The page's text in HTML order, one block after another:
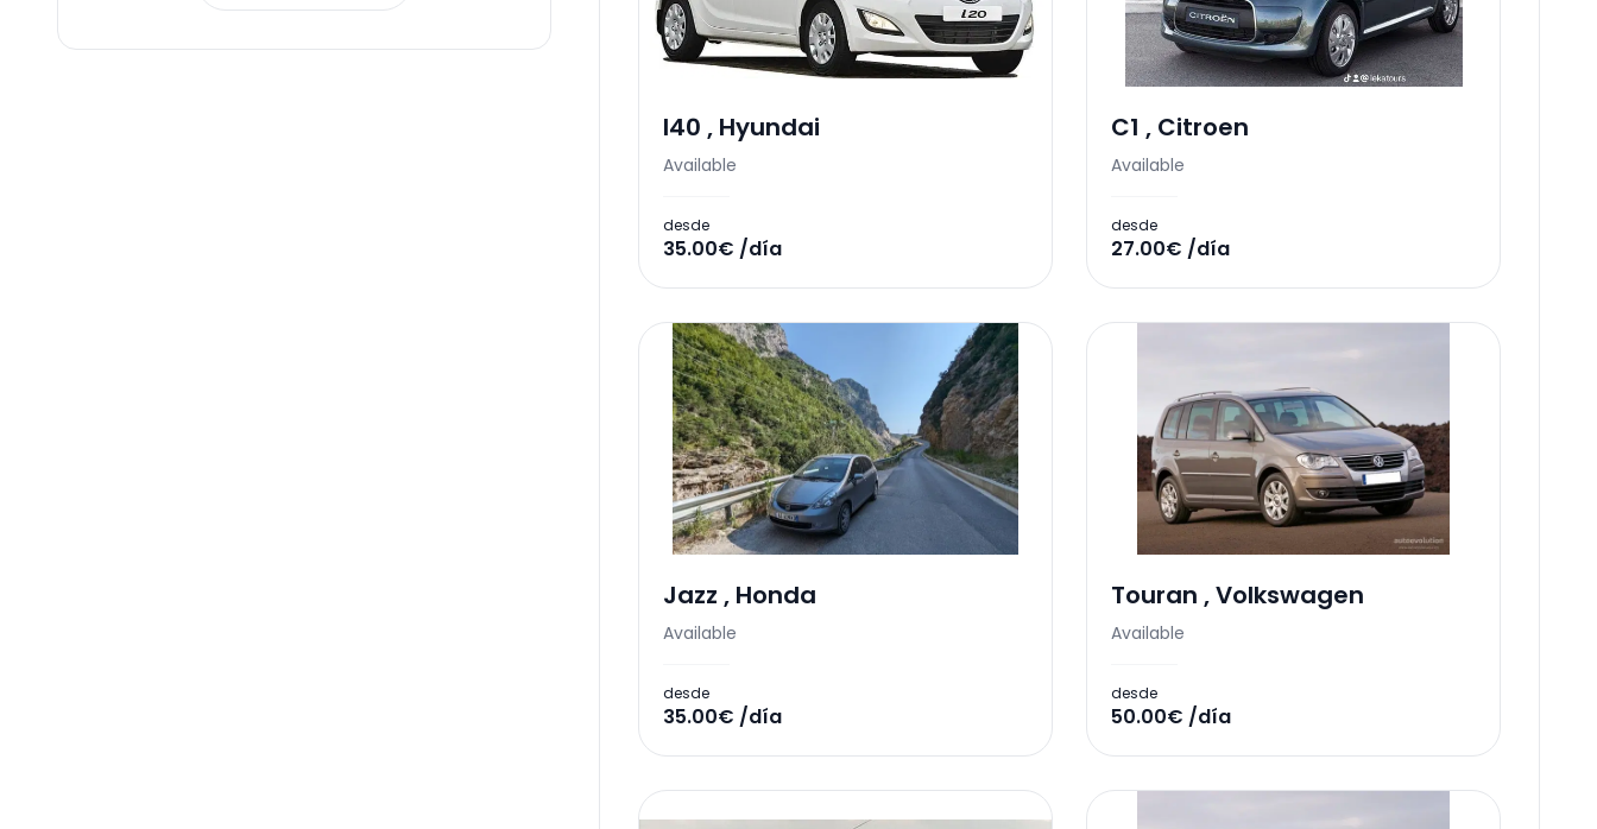
I40 , Hyundai
Available
desde
35.00€ /día
C1 , Citroen
Available
desde
27.00€ /día
Jazz , Honda
Available
desde
35.00€ /día
Touran ,Volkswagen
Available
desde
50.00€ /día